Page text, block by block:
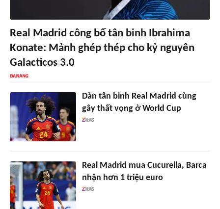
Real Madrid công bố tân binh Ibrahima
Konate: Mảnh ghép thép cho kỷ nguyên
Galacticos 3.0
Dàn tân binh Real Madrid cùng
gây thất vọng ở World Cup
Real Madrid mua Cucurella, Barca
nhận hơn 1 triệu euro